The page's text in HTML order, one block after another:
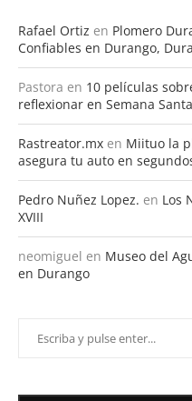
Rafael Ortiz en Plomero
Confiables en Durango,
Pastora en 10 películas
reflexionar en Semana Santa
Rastreator.mx en Miituo la
asegura tu auto en
Pedro Nuñez Lopez. en Los
XVIII
neomiguel en Museo del
en Durango